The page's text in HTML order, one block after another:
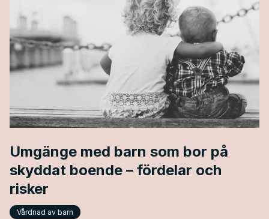
därför barnets intressen och behov som ska vara avgörande.
Umgänge med barn som bor på
skyddat boende – fördelar och
risker
Vårdnad av barn